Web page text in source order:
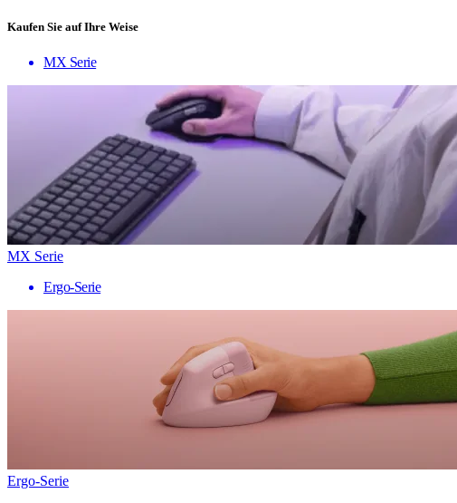
Kaufen Sie auf Ihre Weise
MX Serie
MX Serie
Ergo-Serie
Ergo-Serie